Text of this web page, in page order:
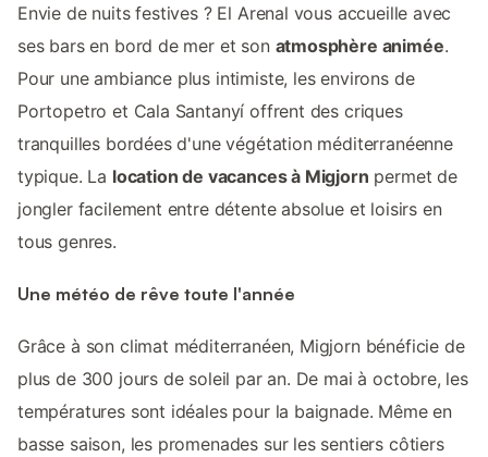
Envie de nuits festives ? El Arenal vous accueille avec
ses bars en bord de mer et son atmosphère animée.
Pour une ambiance plus intimiste, les environs de
Portopetro et Cala Santanyí offrent des criques
tranquilles bordées d'une végétation méditerranéenne
typique. La location de vacances à Migjorn permet de
jongler facilement entre détente absolue et loisirs en
tous genres.
Une météo de rêve toute l'année
Grâce à son climat méditerranéen, Migjorn bénéficie de
plus de 300 jours de soleil par an. De mai à octobre, les
températures sont idéales pour la baignade. Même en
basse saison, les promenades sur les sentiers côtiers